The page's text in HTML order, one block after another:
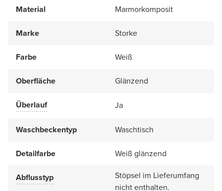
Material
Marmorkomposit
Marke Storke
Farbe Weiß
Oberfläche Glänzend
Überlauf Ja
Waschbeckentyp Waschtisch
Detailfarbe Weiß glänzend
Abflusstyp
Stöpsel im Lieferumfang
nicht enthalten.